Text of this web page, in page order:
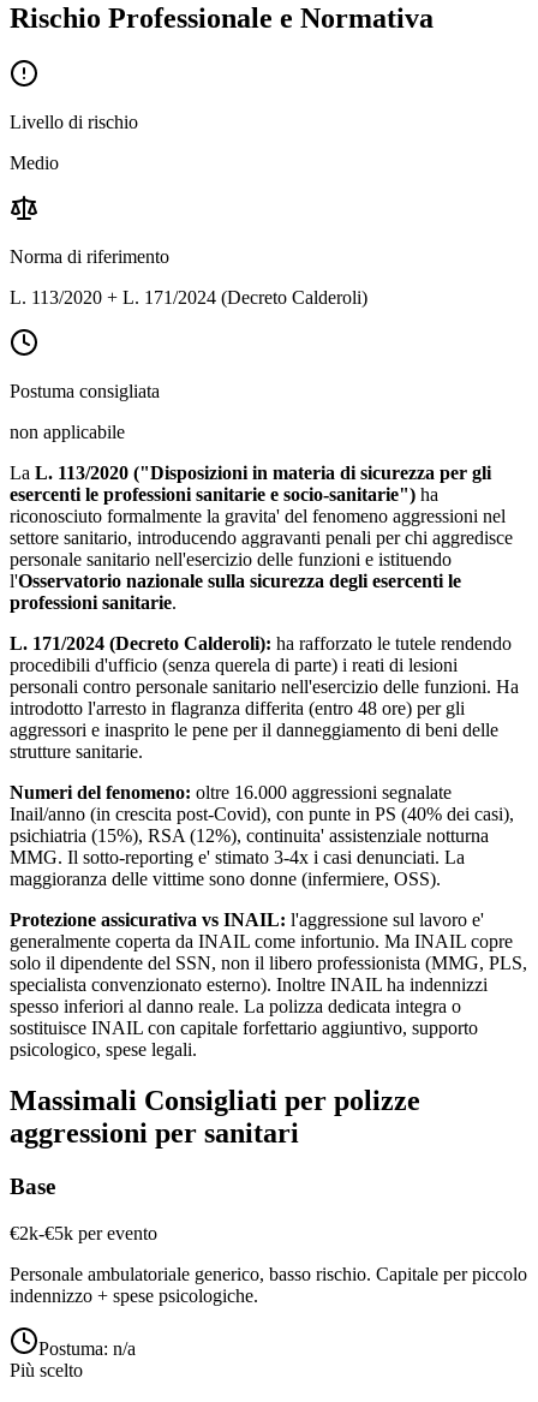
Rischio Professionale e Normativa
Livello di rischio
Medio
Norma di riferimento
L. 113/2020 + L. 171/2024 (Decreto Calderoli)
Postuma consigliata
non applicabile
La L. 113/2020 ("Disposizioni in materia di sicurezza per gli
esercenti le professioni sanitarie e socio-sanitarie") ha
riconosciuto formalmente la gravita' del fenomeno aggressioni nel
settore sanitario, introducendo aggravanti penali per chi aggredisce
personale sanitario nell'esercizio delle funzioni e istituendo
l'Osservatorio nazionale sulla sicurezza degli esercenti le
professioni sanitarie.
L. 171/2024 (Decreto Calderoli): ha rafforzato le tutele rendendo
procedibili d'ufficio (senza querela di parte) i reati di lesioni
personali contro personale sanitario nell'esercizio delle funzioni. Ha
introdotto l'arresto in flagranza differita (entro 48 ore) per gli
aggressori e inasprito le pene per il danneggiamento di beni delle
strutture sanitarie.
Numeri del fenomeno: oltre 16.000 aggressioni segnalate
Inail/anno (in crescita post-Covid), con punte in PS (40% dei casi),
psichiatria (15%), RSA (12%), continuita' assistenziale notturna
MMG. Il sotto-reporting e' stimato 3-4x i casi denunciati. La
maggioranza delle vittime sono donne (infermiere, OSS).
Protezione assicurativa vs INAIL: l'aggressione sul lavoro e'
generalmente coperta da INAIL come infortunio. Ma INAIL copre
solo il dipendente del SSN, non il libero professionista (MMG, PLS,
specialista convenzionato esterno). Inoltre INAIL ha indennizzi
spesso inferiori al danno reale. La polizza dedicata integra o
sostituisce INAIL con capitale forfettario aggiuntivo, supporto
psicologico, spese legali.
Massimali Consigliati per polizze
aggressioni per sanitari
Base
€2k-€5k per evento
Personale ambulatoriale generico, basso rischio. Capitale per piccolo
indennizzo + spese psicologiche.
Postuma: n/a
Più scelto